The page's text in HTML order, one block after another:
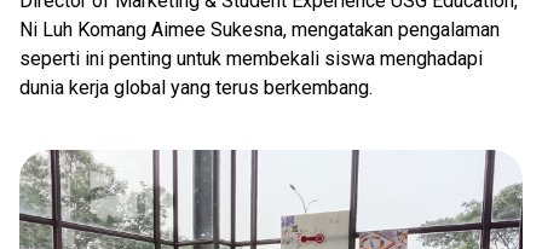
Ni Luh Komang Aimee Sukesna, mengatakan pengalaman
seperti ini penting untuk membekali siswa menghadapi
dunia kerja global yang terus berkembang.